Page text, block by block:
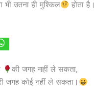
भी उतना ही मुश्किल
होता है।
की जगह नहीं ले सकता,
जगह कोई नहीं ले सकता।